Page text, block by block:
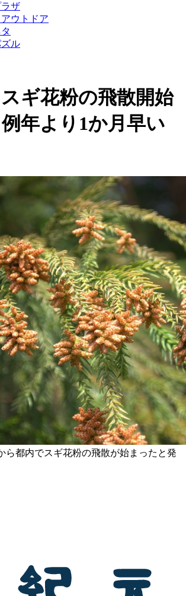
ザ
ウトドア
ル
ギ花粉の飛散開始
年より1か月早い
ら都内でスギ花粉の飛散が始まったと発